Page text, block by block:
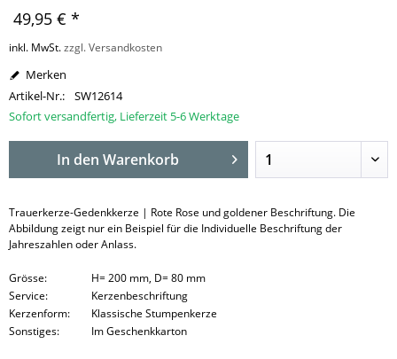
49,95 € *
inkl. MwSt.zzgl. Versandkosten
Merken
Artikel-Nr.:
SW12614
Sofort versandfertig, Lieferzeit 5-6 Werktage
In den Warenkorb
Trauerkerze-Gedenkkerze | Rote Rose und goldener Beschriftung. Die
Abbildung zeigt nur ein Beispiel für die Individuelle Beschriftung der
Jahreszahlen oder Anlass.
Grösse:
H= 200 mm, D= 80 mm
Service:
Kerzenbeschriftung
Kerzenform:
Klassische Stumpenkerze
Sonstiges:
Im Geschenkkarton